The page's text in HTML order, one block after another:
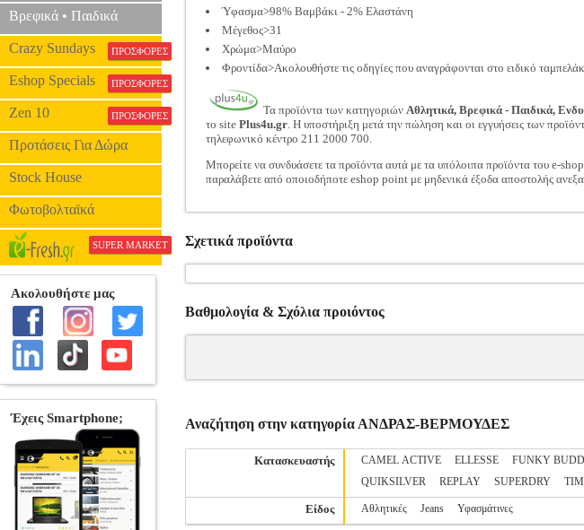
Βρεφικά • Παιδικά
Crazy Sundays ΠΡΟΣΦΟΡΕΣ
Eshop Specials ΠΡΟΣΦΟΡΕΣ
Zen 10 ΠΡΟΣΦΟΡΕΣ
Προτάσεις Για Δώρα
Stock House
Φωτοβολταϊκά
SUPER MARKET
Ύφασμα>98% Βαμβάκι - 2% Ελαστάνη
Μέγεθος>31
Χρώμα>Μαύρο
Φροντίδα>Ακολουθήστε τις οδηγίες που αναγράφονται στο ειδικό
Τα προϊόντα των κατηγοριών Αθλητικά, Βρεφικά - Παιδικά,
το site Plus4u.gr. Η υποστήριξη μετά την πώληση και οι εγγυήσεις των
τηλεφωνικό κέντρο 211 2000 700.
Μπορείτε να συνδυάσετε τα προϊόντα αυτά με τα υπόλοιπα προϊόντα του e-
παραλάβετε από οποιοδήποτε eshop point με μηδενικά έξοδα αποστολής
Σχετικά προϊόντα
Βαθμολογία & Σχόλια προιόντος
Αναζήτηση στην κατηγορία ΑΝΔΡΑΣ-ΒΕΡΜΟΥΔΕΣ
Κατασκευαστής CAMEL ACTIVE ELLESSE FUNKY
QUIKSILVER
REPLAY SUPERDRY
Είδος Αθλητικές Jeans Υφασμάτινες